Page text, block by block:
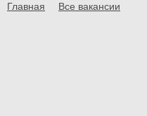
Главная
Все вакансии